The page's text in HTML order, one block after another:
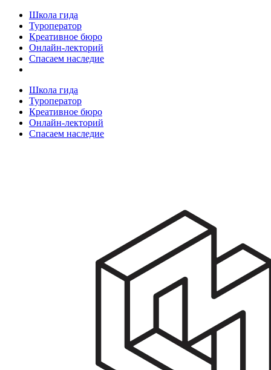
Школа гида
Туроператор
Креативное бюро
Онлайн-лекторий
Спасаем наследие
Школа гида
Туроператор
Креативное бюро
Онлайн-лекторий
Спасаем наследие